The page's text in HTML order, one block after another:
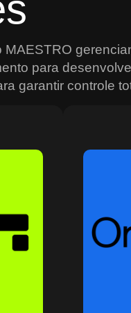
para
garantir controle
permite
forma
em
eficazes.